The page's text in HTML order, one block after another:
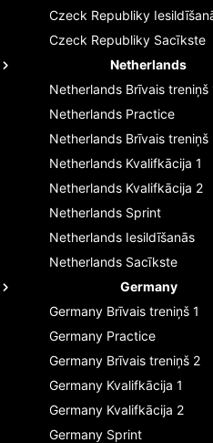
Czeck Republiky
Czeck Republiky Sacīkste
Netherlands
Netherlands Brīvais treniņš
Netherlands Practice
Netherlands Brīvais treniņš
Netherlands Kvalifkācija 1
Netherlands Kvalifkācija 2
Netherlands Sprint
Netherlands Iesildīšanās
Netherlands Sacīkste
Germany
Germany Brīvais treniņš 1
Germany Practice
Germany Brīvais treniņš 2
Germany Kvalifkācija 1
Germany Kvalifkācija 2
Germany Sprint